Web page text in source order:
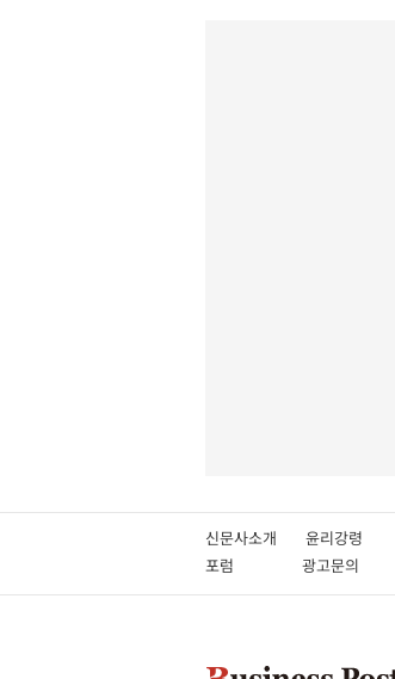
신문사소개 윤리강령
포럼
광고문의